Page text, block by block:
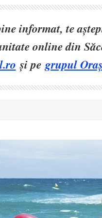
informat, te
online din
și pegrupul